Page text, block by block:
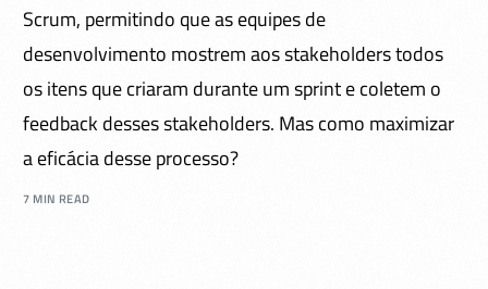
Scrum, permitindo que as equipes de
desenvolvimento mostrem aos stakeholders todos
os itens que criaram durante um sprint e coletem o
feedback desses stakeholders. Mas como maximizar
a eficácia desse processo?
7 MIN READ